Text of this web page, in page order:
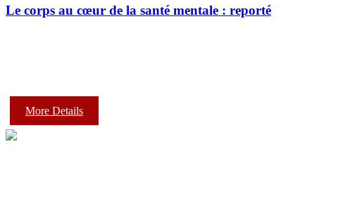
Le corps au cœur de la santé mentale : reporté
More Details